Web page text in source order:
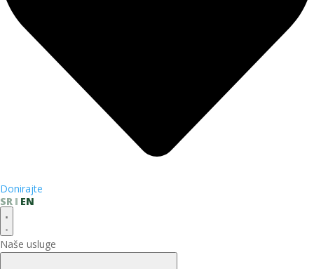
Donirajte
SR
EN
Naše usluge